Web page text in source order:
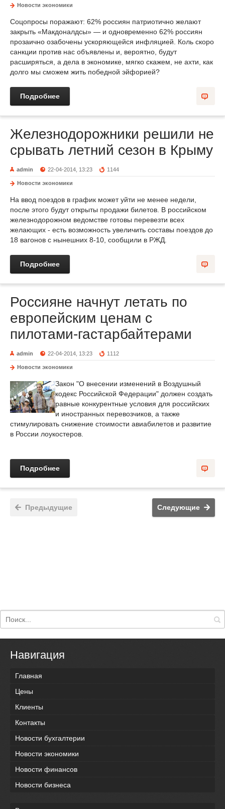
Новости экономики
Соцопросы поражают: 62% россиян патриотично желают
закрыть «Макдоналдсы» — и одновременно 62% россиян
прозаично озабочены ускоряющейся инфляцией. Коль скоро
санкции против нас объявлены и, вероятно, будут
расширяться, а дела в экономике, мягко скажем, не ахти, как
долго мы сможем жить победной эйфорией?
Подробнее
Железнодорожники решили не
срывать летний сезон в Крыму
admin 22-04-2014, 13:23 1144
Новости экономики
На ввод поездов в график может уйти не менее недели,
после этого будут открыты продажи билетов. В российском
железнодорожном ведомстве готовы перевезти всех
желающих - есть возможность увеличить составы поездов до
18 вагонов с нынешних 8-10, сообщили в РЖД.
Подробнее
Россияне начнут летать по
европейским ценам с
пилотами-гастарбайтерами
admin 22-04-2014, 13:23 1112
Новости экономики
Закон "О внесении изменений в Воздушный
кодекс Российской Федерации" должен создать
равные конкурентные условия для российских
и иностранных перевозчиков, а также
стимулировать снижение стоимости авиабилетов и развитие
в России лоукостеров.
Подробнее
Предыдущие Следующие
Навигация
Главная
Цены
Клиенты
Контакты
Новости бухгалтерии
Новости экономики
Новости финансов
Новости бизнеса